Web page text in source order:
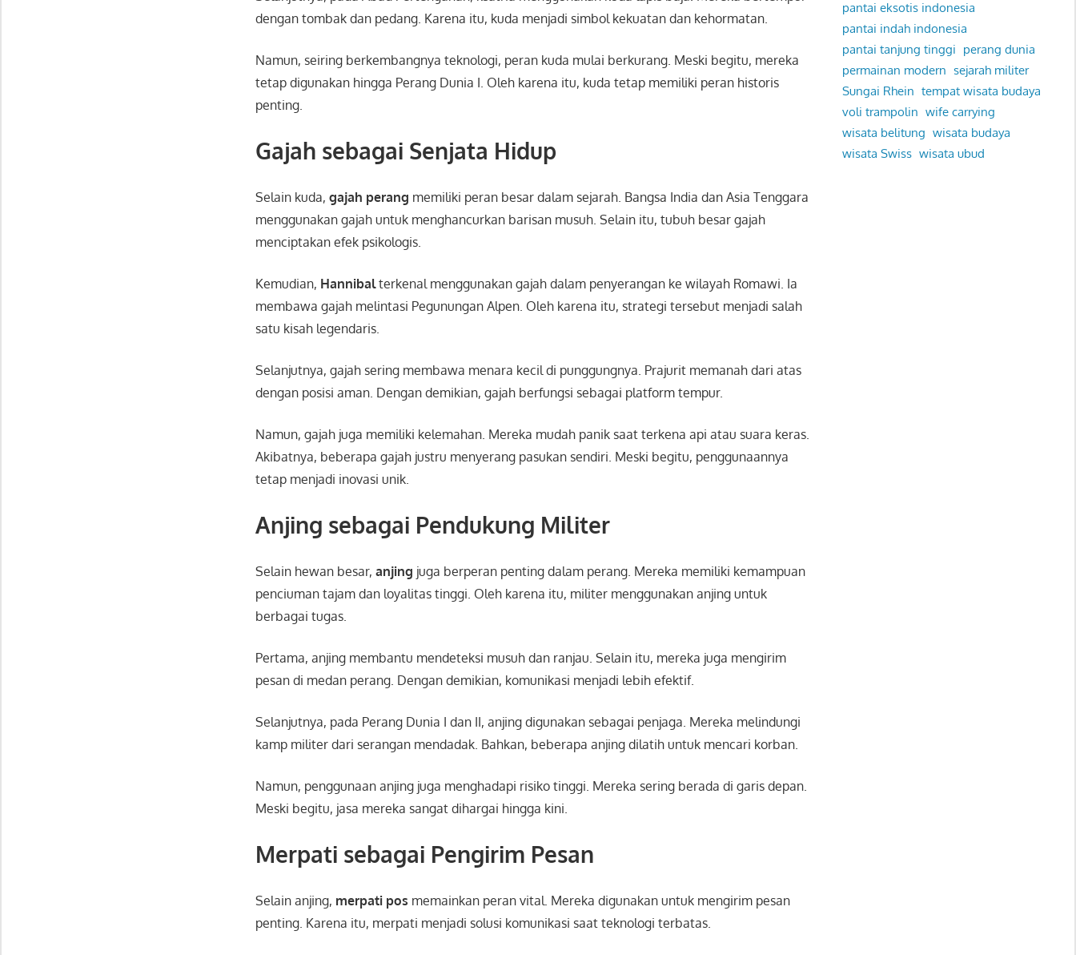
dengan tombak dan pedang. Karena itu, kuda menjadi simbol kekuatan dan kehormatan.
Namun, seiring berkembangnya teknologi, peran kuda mulai berkurang. Meski begitu, mereka
tetap digunakan hingga Perang Dunia I. Oleh karena itu, kuda tetap memiliki peran historis
penting.
Gajah sebagai Senjata Hidup
Selain kuda,gajah perang memiliki peran besar dalam sejarah. Bangsa India dan Asia Tenggara
menggunakan gajah untuk menghancurkan barisan musuh. Selain itu, tubuh besar gajah
menciptakan efek psikologis.
Kemudian, Hannibalterkenal menggunakan gajah dalam penyerangan ke wilayah Romawi. Ia
membawa gajah melintasi Pegunungan Alpen. Oleh karena itu, strategi tersebut menjadi salah
satu kisah legendaris.
Selanjutnya, gajah sering membawa menara kecil di punggungnya. Prajurit memanah dari atas
dengan posisi aman. Dengan demikian, gajah berfungsi sebagai platform tempur.
Namun, gajah juga memiliki kelemahan. Mereka mudah panik saat terkena api atau suara keras.
Akibatnya, beberapa gajah justru menyerang pasukan sendiri. Meski begitu, penggunaannya
tetap menjadi inovasi unik.
Anjing sebagai Pendukung Militer
Selain hewan besar,anjing juga berperan penting dalam perang. Mereka memiliki kemampuan
penciuman tajam dan loyalitas tinggi. Oleh karena itu, militer menggunakan anjing untuk
berbagai tugas.
Pertama, anjing membantu mendeteksi musuh dan ranjau. Selain itu, mereka juga mengirim
pesan di medan perang. Dengan demikian, komunikasi menjadi lebih efektif.
Selanjutnya, pada Perang Dunia I dan II, anjing digunakan sebagai penjaga. Mereka melindungi
kamp militer dari serangan mendadak. Bahkan, beberapa anjing dilatih untuk mencari korban.
Namun, penggunaan anjing juga menghadapi risiko tinggi. Mereka sering berada di garis depan.
Meski begitu, jasa mereka sangat dihargai hingga kini.
Merpati sebagai Pengirim Pesan
Selain anjing, merpati pos memainkan peran vital. Mereka digunakan untuk mengirim pesan
penting. Karena itu, merpati menjadi solusi komunikasi saat teknologi terbatas.
pantai eksotis indonesia
pantai indah indonesia
pantai tanjung tinggi perang dunia
permainan modern sejarah militer
Sungai Rhein tempat wisata budaya
voli trampolin wife carrying
wisata belitung wisata budaya
wisata Swiss wisata ubud